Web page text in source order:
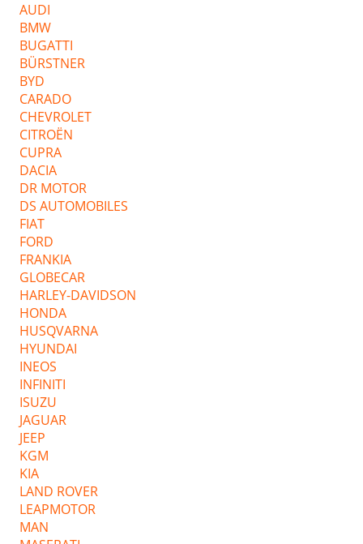
AUDI
BMW
BUGATTI
BÜRSTNER
BYD
CARADO
CHEVROLET
CITROËN
CUPRA
DACIA
DR MOTOR
DS AUTOMOBILES
FIAT
FORD
FRANKIA
GLOBECAR
HARLEY-DAVIDSON
HONDA
HUSQVARNA
HYUNDAI
INEOS
INFINITI
ISUZU
JAGUAR
JEEP
KGM
KIA
LAND ROVER
LEAPMOTOR
MAN